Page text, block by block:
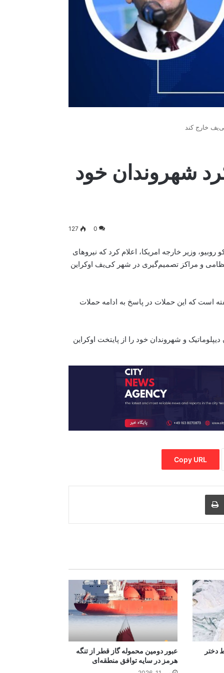
خارج کند
شهروندان خود
0
127
وزیر خارجه امریکا، اعلام کرد که نیروهای
و مراکز تصمیم‌گیری در شهر کی‌یف اوکراین
است که این حملات در پاسخ به ادامه حملات
و شهروندان خود را از پایتخت اوکراین
Copy URL
Share
Print
دختر
عبور دومین محموله گاز قطر از تنگه
هرمز در سایه توافق منطقه‌ای